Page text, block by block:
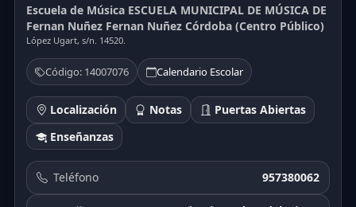
Escuela de Música ESCUELA MUNICIPAL DE MÚSICA DE
Fernan Nuñez Fernan Nuñez Córdoba (Centro Público)
López Ugart, s/n. 14520.
Código: 14007076 Calendario Escolar
Localización Notas
Puertas Abiertas
Enseñanzas
Teléfono 957380062